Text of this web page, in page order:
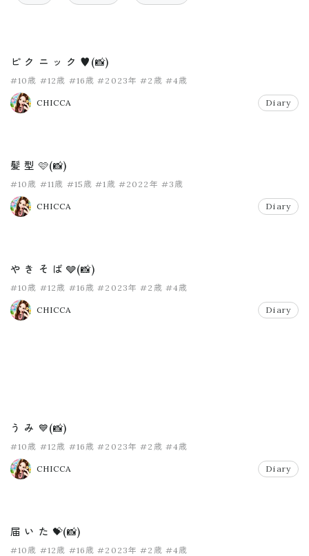
ピ ク ニ ッ ク ♥️(📸)
#10歳 #12歳 #16歳 #2023年 #2歳 #4歳
CHICCA Diary
髪 型 🩷(📸)
#10歳 #11歳 #15歳 #1歳 #2022年 #3歳
CHICCA Diary
や き そ ば 🩶(📸)
#10歳 #12歳 #16歳 #2023年 #2歳 #4歳
CHICCA Diary
う み 💙(📸)
#10歳 #12歳 #16歳 #2023年 #2歳 #4歳
CHICCA Diary
届 い た 💝(📸)
#10歳 #12歳 #16歳 #2023年 #2歳 #4歳